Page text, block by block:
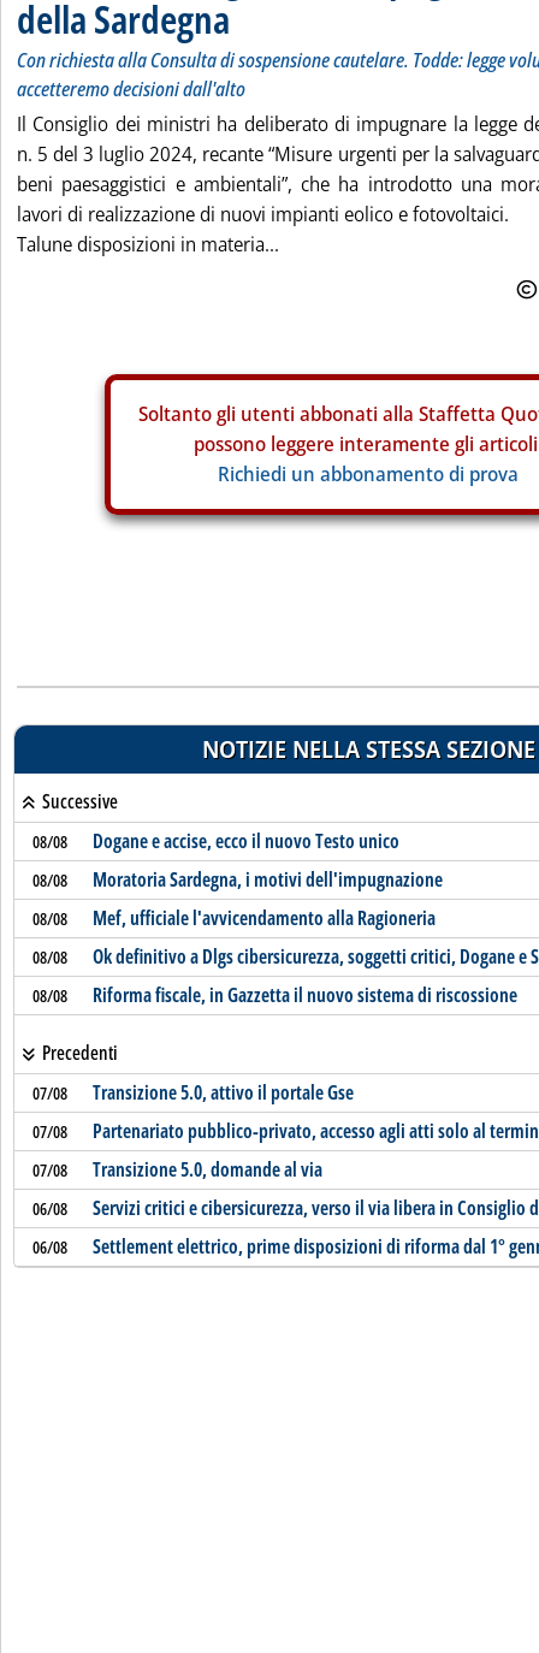
della Sardegna
Con richiesta alla Consulta di sospensione cautelare. Todde: legge
accetteremo decisioni dall'alto
Il Consiglio dei ministri ha deliberato di impugnare la legge
n. 5 del 3 luglio 2024, recante “Misure urgenti per la
beni paesaggistici e ambientali”, che ha introdotto una
lavori di realizzazione di nuovi impianti eolico e fotovoltaici.
Talune disposizioni in materia...
Soltanto gli utenti abbonati alla Staffetta
possono leggere interamente gli
Richiedi un abbonamento di prova
NOTIZIE NELLA STESSA SEZIONE
Successive
08/08 Dogane e accise, ecco il nuovo Testo unico
08/08 Moratoria Sardegna, i motivi dell'impugnazione
08/08 Mef, ufficiale l'avvicendamento alla Ragioneria
08/08 Ok definitivo a Dlgs cibersicurezza, soggetti critici, Dogane e
08/08 Riforma fiscale, in Gazzetta il nuovo sistema di riscossione
Precedenti
07/08 Transizione 5.0, attivo il portale Gse
07/08 Partenariato pubblico-privato, accesso agli atti solo al
07/08 Transizione 5.0, domande al via
06/08 Servizi critici e cibersicurezza, verso il via libera in Consiglio
06/08 Settlement elettrico, prime disposizioni di riforma dal 1°